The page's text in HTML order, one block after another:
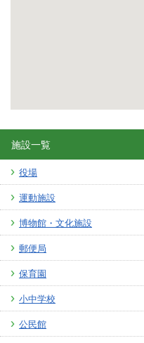
施設一覧
役場
運動施設
博物館・文化施設
郵便局
保育園
小中学校
公民館